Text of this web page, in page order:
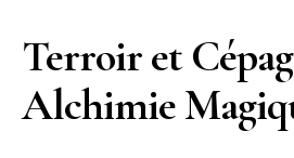
Terroir et
Alchimie